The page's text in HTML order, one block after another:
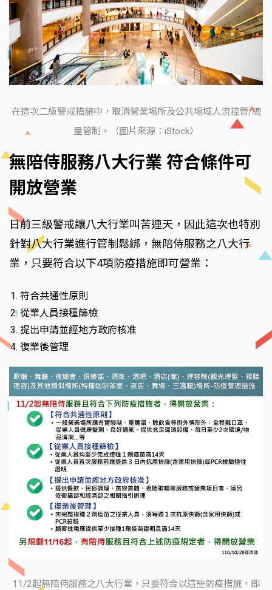
在這次二級警戒措施中，取消營業場所及公共場域人流控管/總
量管制。（圖片來源：iStock）
無陪侍服務八大行業 符合條件可
開放營業
日前三級警戒讓八大行業叫苦連天，因此這次也特別
針對八大行業進行管制鬆綁，無陪侍服務之八大行
業，只要符合以下4項防疫措施即可營業：
符合共通性原則
從業人員接種篩檢
提出申請並經地方政府核准
復業後管理
11/2起無陪侍服務之八大行業，只要符合以這些防疫措施，即